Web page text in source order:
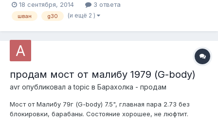
равно будет перебираться. Рессоры тоже не нужны.
18 сентября, 2014 3 ответа
шван g30 (и ещё 2 )
продам мост от малибу 1979 (G-body)
avr опубликовал a topic в Барахолка - продам
Мост от Малибу 79г (G-body) 7.5", главная пара 2.73 без
блокировки, барабаны. Состояние хорошее, не люфтит.